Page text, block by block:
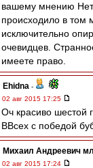
вашему мнению
происходило в том
исключительно
очевидцев.
имеете право.
Ehidna -
02 авг 2015 17:25
Оч красиво шестой
ВВсех с победой
Михаил Андреевич
02 авг 2015 17:24